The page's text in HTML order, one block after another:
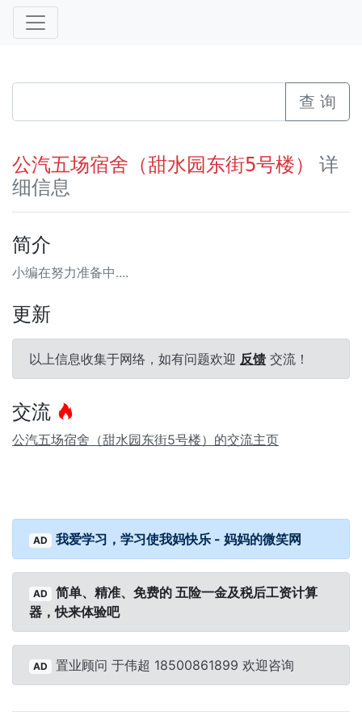
查 询
公汽五场宿舍（甜水园东街5号楼）
详
细信息
简介
小编在努力准备中....
更新
以上信息收集于网络，如有问题欢迎 反馈 交流！
交流
公汽五场宿舍（甜水园东街5号楼）的交流主页
AD 我爱学习，学习使我妈快乐 - 妈妈的微笑网
AD
简单、精准、免费的 五险一金及税后工资计算
器，快来体验吧
AD 置业顾问 于伟超 18500861899 欢迎咨询